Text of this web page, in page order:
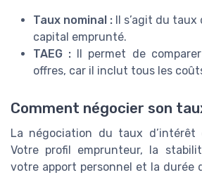
Taux nominal : Il s’agit du
capital emprunté.
TAEG : Il permet de
offres, car il inclut tous les
Comment négocier son
La négociation du taux
Votre profil emprunteur, la
votre apport personnel et la durée